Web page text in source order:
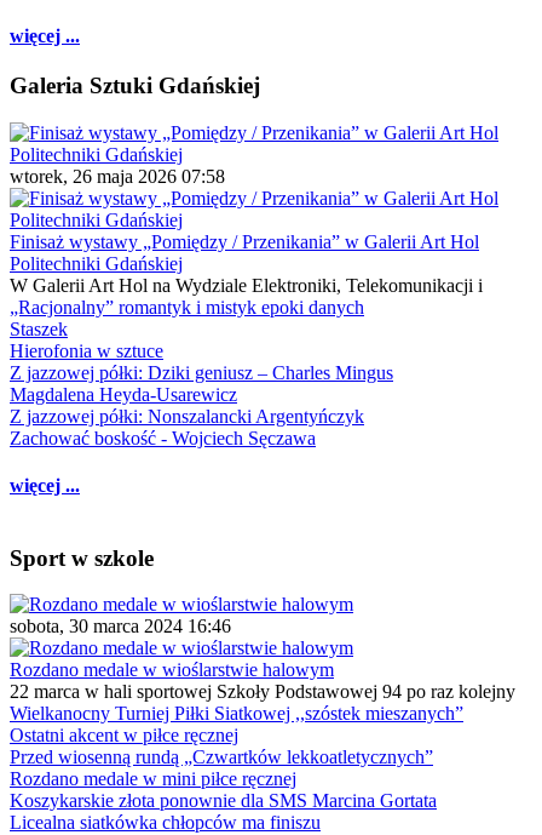
więcej ...
Galeria Sztuki Gdańskiej
wtorek, 26 maja 2026 07:58
Finisaż wystawy „Pomiędzy / Przenikania” w Galerii Art Hol
Politechniki Gdańskiej
W Galerii Art Hol na Wydziale Elektroniki, Telekomunikacji i
„Racjonalny” romantyk i mistyk epoki danych
Staszek
Hierofonia w sztuce
Z jazzowej półki: Dziki geniusz – Charles Mingus
Magdalena Heyda-Usarewicz
Z jazzowej półki: Nonszalancki Argentyńczyk
Zachować boskość - Wojciech Sęczawa
więcej ...
Sport w szkole
sobota, 30 marca 2024 16:46
Rozdano medale w wioślarstwie halowym
22 marca w hali sportowej Szkoły Podstawowej 94 po raz kolejny
Wielkanocny Turniej Piłki Siatkowej ,,szóstek mieszanych”
Ostatni akcent w piłce ręcznej
Przed wiosenną rundą „Czwartków lekkoatletycznych”
Rozdano medale w mini piłce ręcznej
Koszykarskie złota ponownie dla SMS Marcina Gortata
Licealna siatkówka chłopców ma finiszu